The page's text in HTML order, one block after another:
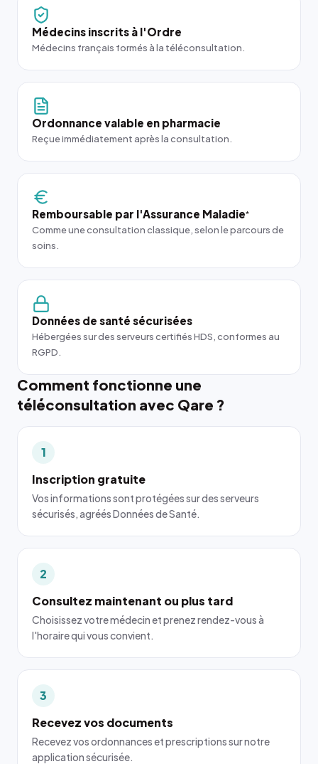
Médecins inscrits à l'Ordre
Médecins français formés à la téléconsultation.
Ordonnance valable en pharmacie
Reçue immédiatement après la consultation.
Remboursable par l'Assurance Maladie*
Comme une consultation classique, selon le parcours de
soins.
Données de santé sécurisées
Hébergées sur des serveurs certifiés HDS, conformes au
RGPD.
Comment fonctionne une
téléconsultation avec Qare ?
1
Inscription gratuite
Vos informations sont protégées sur des serveurs
sécurisés, agréés Données de Santé.
2
Consultez maintenant ou plus tard
Choisissez votre médecin et prenez rendez-vous à
l'horaire qui vous convient.
3
Recevez vos documents
Recevez vos ordonnances et prescriptions sur notre
application sécurisée.